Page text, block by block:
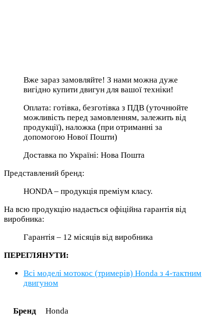
Вже зараз замовляйте! З нами можна дуже
вигідно купити двигун для вашої техніки!
Оплата: готівка, безготівка з ПДВ (уточнюйте
можливість перед замовленням, залежить від
продукції), наложка (при отриманні за
допомогою Нової Пошти)
Доставка по Україні: Нова Пошта
Представлений бренд:
HONDA – продукція преміум класу.
На всю продукцію надається офіційна гарантія від
виробника:
Гарантія – 12 місяців від виробника
ПЕРЕГЛЯНУТИ:
Всі моделі мотокос (тримерів) Honda з 4-тактним
двигуном
Бренд Honda